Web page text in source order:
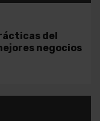
del
negocios